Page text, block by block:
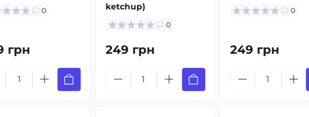
0
грн
ketchup)
0
249 грн
0
249 грн